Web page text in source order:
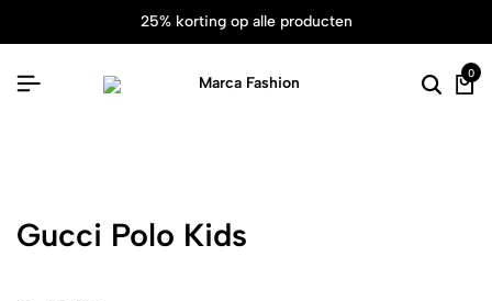
25% korting op alle producten
0
Gucci Polo Kids